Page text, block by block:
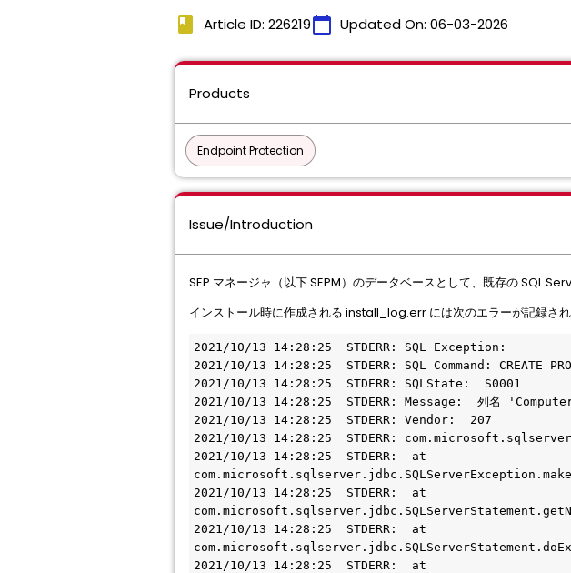
book Article ID: 226219calendar_today Updated On: 06-03-2026
Products
Endpoint Protection
Issue/Introduction
SEP マネージャ（以下 SEPM）のデータベースとして、既存の SQL
インストール時に作成される install_log.err には次のエラーが記録され
2021/10/13 14:28:25  STDERR: SQL Exception:
2021/10/13 14:28:25  STDERR: SQL Command: CREATE
2021/10/13 14:28:25  STDERR: SQLState:  S0001
2021/10/13 14:28:25  STDERR: Message:  列名
2021/10/13 14:28:25  STDERR: Vendor:  207
2021/10/13 14:28:25  STDERR:
2021/10/13 14:28:25  STDERR:  at
2021/10/13 14:28:25  STDERR:  at
2021/10/13 14:28:25  STDERR:  at
2021/10/13 14:28:25  STDERR:  at